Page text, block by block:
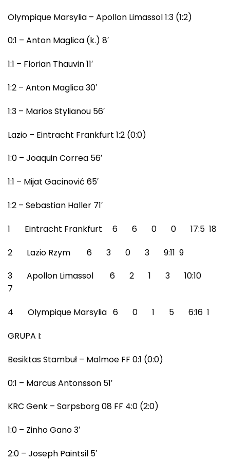
Olympique Marsylia – Apollon Limassol 1:3 (1:2)
0:1 – Anton Maglica (k.) 8′
1:1 – Florian Thauvin 11′
1:2 – Anton Maglica 30′
1:3 – Marios Stylianou 56′
Lazio – Eintracht Frankfurt 1:2 (0:0)
1:0 – Joaquin Correa 56′
1:1 – Mijat Gacinović 65′
1:2 – Sebastian Haller 71′
1 Eintracht Frankfurt 6 6 0 0 17:5 18
2 Lazio Rzym 6 3 0 3 9:11 9
3 Apollon Limassol 6 2 1 3 10:10
7
4 Olympique Marsylia 6 0 1 5 6:16 1
GRUPA I:
Besiktas Stambuł – Malmoe FF 0:1 (0:0)
0:1 – Marcus Antonsson 51′
KRC Genk – Sarpsborg 08 FF 4:0 (2:0)
1:0 – Zinho Gano 3′
2:0 – Joseph Paintsil 5′